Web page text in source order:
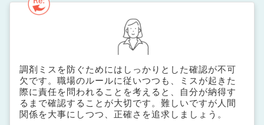
調剤ミスを防ぐためにはしっかりとした確認が不可
欠です。職場のルールに従いつつも、ミスが起きた
際に責任を問われることを考えると、自分が納得す
るまで確認することが大切です。難しいですが人間
関係を大事にしつつ、正確さを追求しましょう。